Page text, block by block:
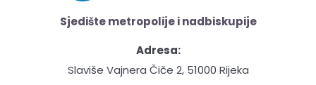
Sjedište metropolije i nadbiskupije
Adresa:
Slaviše Vajnera Čiče 2, 51000 Rijeka